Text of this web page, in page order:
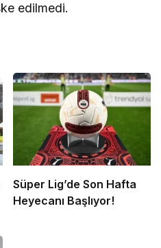
edilmedi.
Süper Lig’de Son Hafta
Heyecanı Başlıyor!